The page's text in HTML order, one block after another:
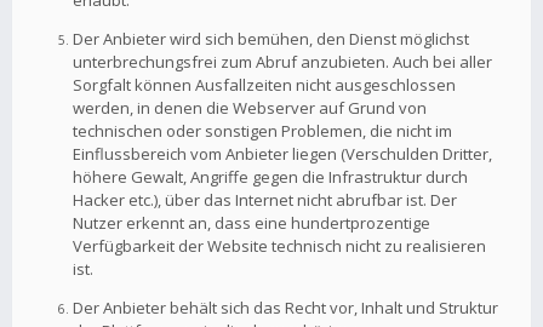
Der Anbieter wird sich bemühen, den Dienst möglichst
unterbrechungsfrei zum Abruf anzubieten. Auch bei aller
Sorgfalt können Ausfallzeiten nicht ausgeschlossen
werden, in denen die Webserver auf Grund von
technischen oder sonstigen Problemen, die nicht im
Einflussbereich vom Anbieter liegen (Verschulden Dritter,
höhere Gewalt, Angriffe gegen die Infrastruktur durch
Hacker etc.), über das Internet nicht abrufbar ist. Der
Nutzer erkennt an, dass eine hundertprozentige
Verfügbarkeit der Website technisch nicht zu realisieren
ist.
Der Anbieter behält sich das Recht vor, Inhalt und Struktur